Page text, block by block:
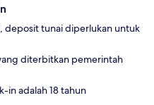
deposit tunai diperlukan untuk
diterbitkan pemerintah
in adalah 18 tahun